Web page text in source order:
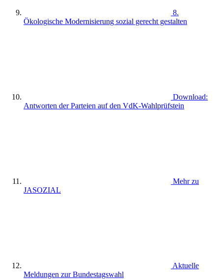
8.
Ökologische Modernisierung sozial gerecht gestalten
Download:
Antworten der Parteien auf den VdK-Wahlprüfstein
Mehr zu
JASOZIAL
Aktuelle
Meldungen zur Bundestagswahl